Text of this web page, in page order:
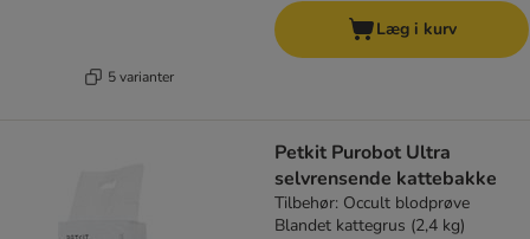
5 varianter
Læg i kurv
Petkit Purobot Ultra
selvrensende kattebakke
Tilbehør: Occult blodprøve
Blandet kattegrus (2,4 kg)